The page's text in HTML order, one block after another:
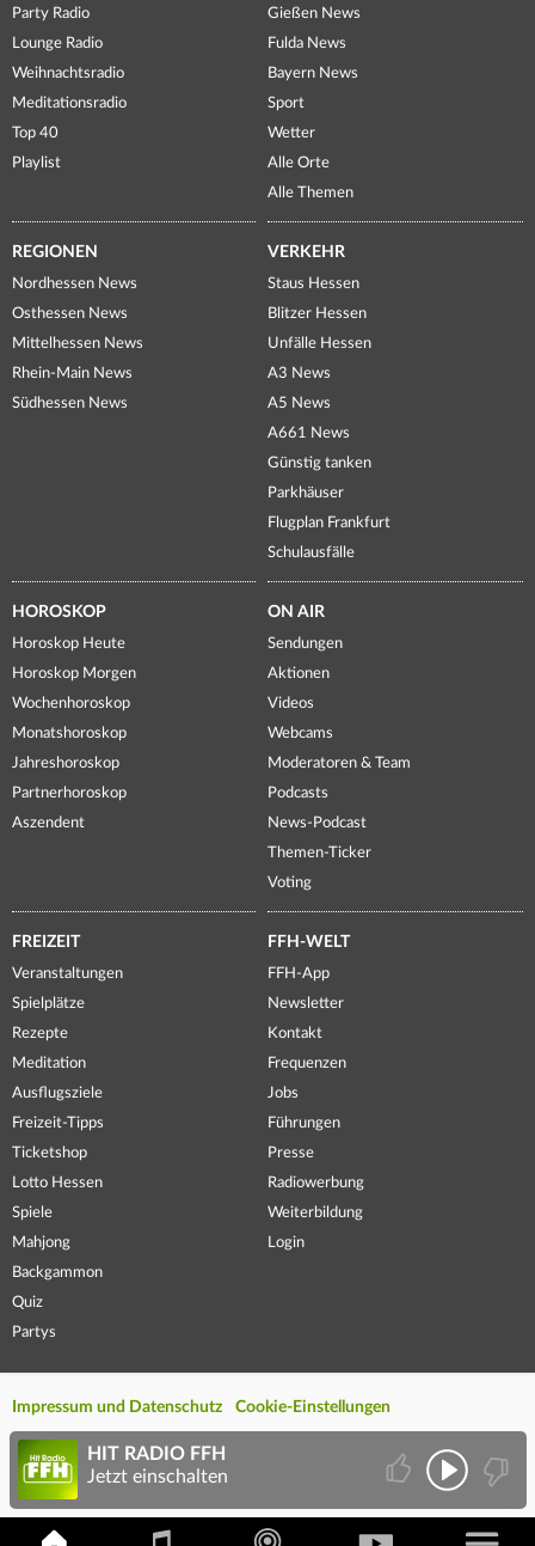
Party Radio
Lounge Radio
Weihnachtsradio
Meditationsradio
Top 40
Playlist
Gießen News
Fulda News
Bayern News
Sport
Wetter
Alle Orte
Alle Themen
REGIONEN
Nordhessen News
Osthessen News
Mittelhessen News
Rhein-Main News
Südhessen News
VERKEHR
Staus Hessen
Blitzer Hessen
Unfälle Hessen
A3 News
A5 News
A661 News
Günstig tanken
Parkhäuser
Flugplan Frankfurt
Schulausfälle
HOROSKOP
Horoskop Heute
Horoskop Morgen
Wochenhoroskop
Monatshoroskop
Jahreshoroskop
Partnerhoroskop
Aszendent
ON AIR
Sendungen
Aktionen
Videos
Webcams
Moderatoren & Team
Podcasts
News-Podcast
Themen-Ticker
Voting
FREIZEIT
Veranstaltungen
Spielplätze
Rezepte
Meditation
Ausflugsziele
Freizeit-Tipps
Ticketshop
Lotto Hessen
Spiele
Mahjong
Backgammon
Quiz
Partys
FFH-WELT
FFH-App
Newsletter
Kontakt
Frequenzen
Jobs
Führungen
Presse
Radiowerbung
Weiterbildung
Login
Impressum und Datenschutz Cookie-Einstellungen
HIT RADIO FFH
Jetzt einschalten